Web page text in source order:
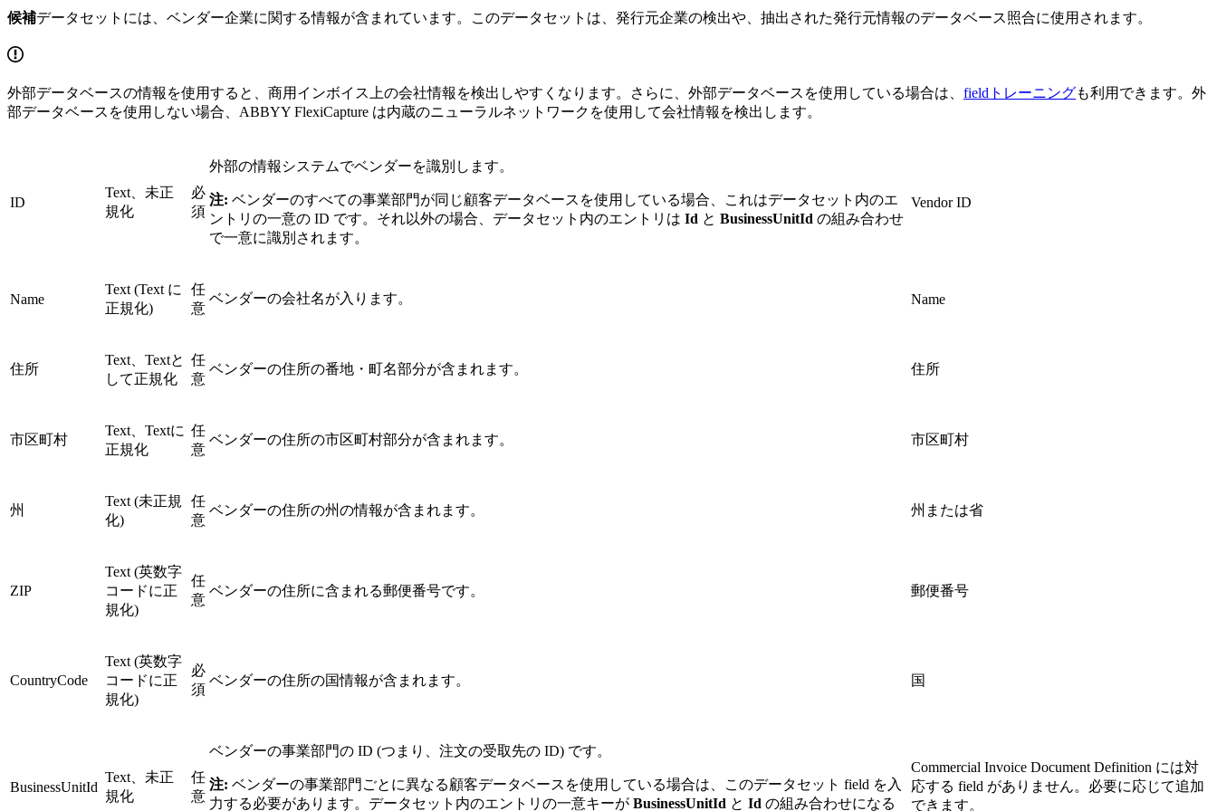
候補データセットには、ベンダー企業に関する情報が含まれています。このデータセットは、発行元企業の検出や、抽出された発行元情報のデータベース照合に使用されます。
外部データベースの情報を使用すると、商用インボイス上の会社情報を検出しやすくなります。さらに、外部データベースを使用している場合は、 fieldトレーニングも利用できます。外
部データベースを使用しない場合、ABBYY FlexiCapture は内蔵のニューラルネットワークを使用して会社情報を検出します。
ID
Text、未正
規化
必
須
外部の情報システムでベンダーを識別します。
注: ベンダーのすべての事業部門が同じ顧客データベースを使用している場合、これはデータセット内のエ
ントリの一意の ID です。それ以外の場合、データセット内のエントリは Id と BusinessUnitId の組み合わせ
で一意に識別されます。
Vendor ID
Name
Text (Text に
正規化)
任
意
ベンダーの会社名が入ります。 Name
住所
Text、Textと
して正規化
任
意
ベンダーの住所の番地・町名部分が含まれます。 住所
市区町村
Text、Textに
正規化
任
意
ベンダーの住所の市区町村部分が含まれます。 市区町村
州
Text (未正規
化)
任
意
ベンダーの住所の州の情報が含まれます。 州または省
ZIP
Text (英数字
コードに正
規化)
任
意
ベンダーの住所に含まれる郵便番号です。 郵便番号
CountryCode
Text (英数字
コードに正
規化)
必
須
ベンダーの住所の国情報が含まれます。 国
BusinessUnitId
Text、未正
規化
任
意
ベンダーの事業部門の ID (つまり、注文の受取先の ID) です。
注: ベンダーの事業部門ごとに異なる顧客データベースを使用している場合は、このデータセット field を入
力する必要があります。データセット内のエントリの一意キーが BusinessUnitId と Id の組み合わせになる
Commercial Invoice Document Definition には対
応する field がありません。必要に応じて追加
できます。